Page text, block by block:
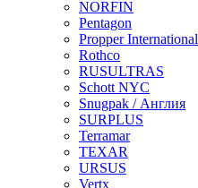
NORFIN
Pentagon
Propper International
Rothco
RUSULTRAS
Schott NYC
Snugpak / Англия
SURPLUS
Terramar
TEXAR
URSUS
Vertx